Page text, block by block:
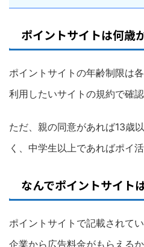
ポイントサイトは何歳
ポイントサイトの年齢制限は
利用したいサイトの規約で確認
ただ、親の同意があれば13歳
く、中学生以上であればポイ
なんでポイントサイト
ポイントサイトで記載されて
企業から広告料金がもらえるか